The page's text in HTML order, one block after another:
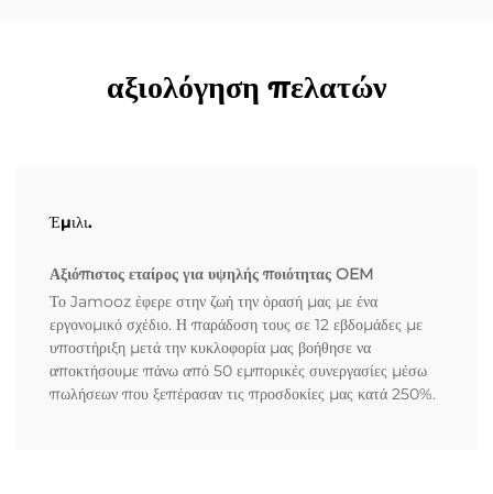
αξιολόγηση πελατών
Έμιλι.
Αξιόπιστος εταίρος για υψηλής ποιότητας OEM
Το Jamooz έφερε στην ζωή την όρασή μας με ένα
εργονομικό σχέδιο. Η παράδοση τους σε 12 εβδομάδες με
υποστήριξη μετά την κυκλοφορία μας βοήθησε να
αποκτήσουμε πάνω από 50 εμπορικές συνεργασίες μέσω
πωλήσεων που ξεπέρασαν τις προσδοκίες μας κατά 250%.